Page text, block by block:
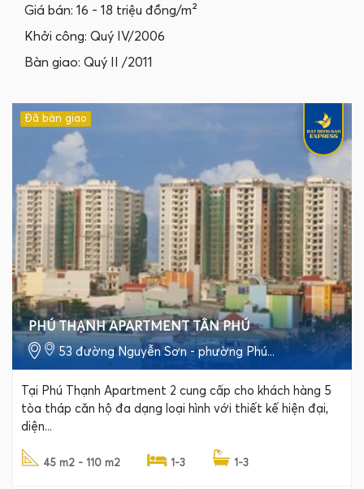
Giá bán: 16 - 18 triệu đồng/m²
Khởi công: Quý IV/2006
Bàn giao: Quý II /2011
Đã bàn giao
PHÚ THẠNH APARTMENT TÂN PHÚ
53 đường Nguyễn Sơn - phường Phú...
Tại Phú Thạnh Apartment 2 cung cấp cho khách hàng 5
tòa tháp căn hộ đa dạng loại hình với thiết kế hiện đại,
diện...
45 m2 - 110 m2 1-3 1-3